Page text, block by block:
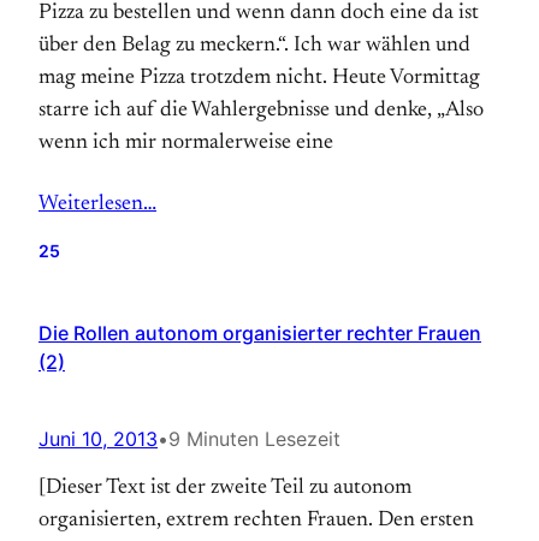
Pizza zu bestellen und wenn dann doch eine da ist
über den Belag zu meckern.“. Ich war wählen und
mag meine Pizza trotzdem nicht. Heute Vormittag
starre ich auf die Wahlergebnisse und denke, „Also
wenn ich mir normalerweise eine
Weiterlesen…
25
Die Rollen autonom organisierter rechter Frauen
(2)
Juni 10, 2013•9 Minuten Lesezeit
[Dieser Text ist der zweite Teil zu autonom
organisierten, extrem rechten Frauen. Den ersten